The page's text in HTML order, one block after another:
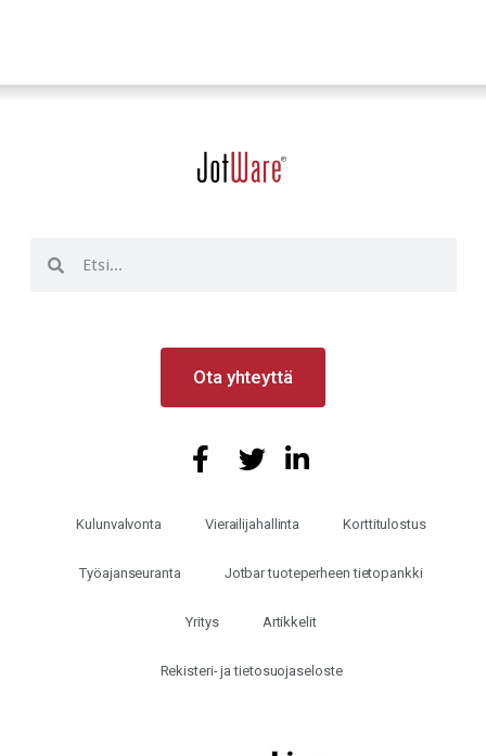
Ota yhteyttä
Kulunvalvonta Vierailijahallinta Korttitulostus
Työajanseuranta Jotbar tuoteperheen tietopankki
Yritys Artikkelit
Rekisteri- ja tietosuojaseloste